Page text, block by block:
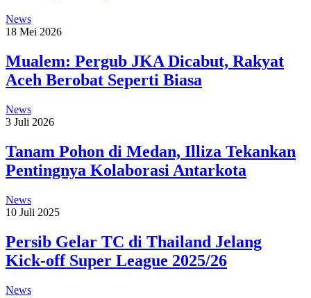
News
18 Mei 2026
Mualem: Pergub JKA Dicabut, Rakyat
Aceh Berobat Seperti Biasa
News
3 Juli 2026
Tanam Pohon di Medan, Illiza Tekankan
Pentingnya Kolaborasi Antarkota
News
10 Juli 2025
Persib Gelar TC di Thailand Jelang
Kick-off Super League 2025/26
News